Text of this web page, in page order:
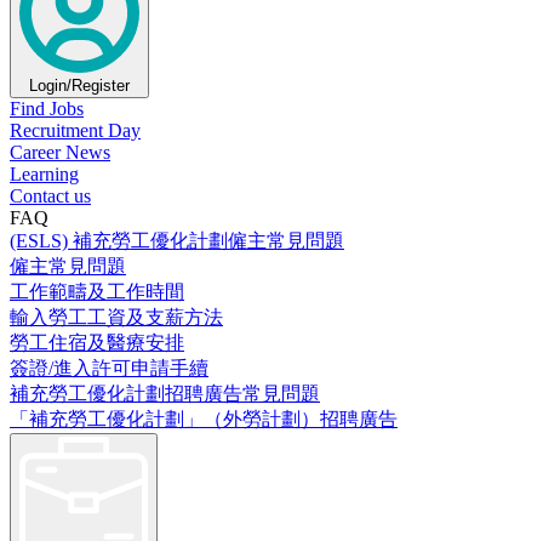
Login/Register
Find Jobs
Recruitment Day
Career News
Learning
Contact us
FAQ
(ESLS) 補充勞工優化計劃僱主常見問題
僱主常見問題
工作範疇及工作時間
輸入勞工工資及支薪方法
勞工住宿及醫療安排
簽證/進入許可申請手續
補充勞工優化計劃招聘廣告常見問題
「補充勞工優化計劃」（外勞計劃）招聘廣告